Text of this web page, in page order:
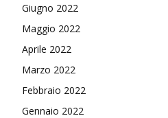
Giugno 2022
Maggio 2022
Aprile 2022
Marzo 2022
Febbraio 2022
Gennaio 2022